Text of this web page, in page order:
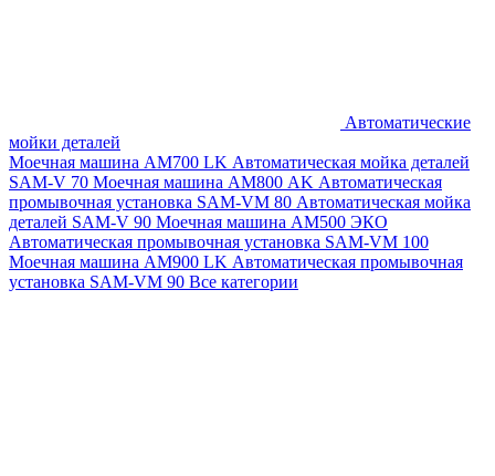
Автоматические
мойки деталей
Моечная машина AM700 LK Автоматическая мойка деталей
SAM-V 70 Моечная машина АМ800 AK Автоматическая
промывочная установка SAM-VM 80 Автоматическая мойка
деталей SAM-V 90 Моечная машина АМ500 ЭКО
Автоматическая промывочная установка SAM-VM 100
Моечная машина AM900 LK Автоматическая промывочная
установка SAM-VM 90 Все категории